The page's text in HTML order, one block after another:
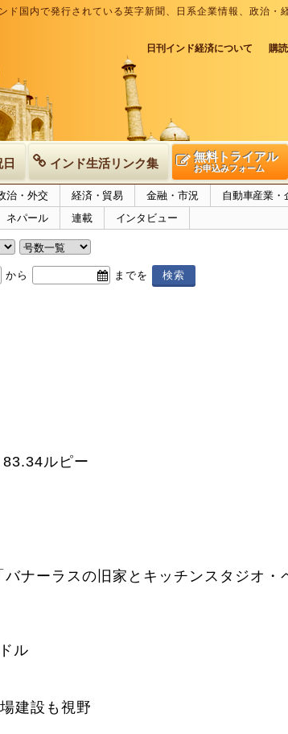
ド国内で発行されている英字新聞、日系企業情報、政治
日刊インド経済について 購
インド生活リンク集 無料トライアル
お申込みフォーム
治・外交 経済・貿易 金融・市況
自動車産業・
ネパール 連載 インタビュー
から までを
ルピー
ナーラスの旧家とキッチンスタジオ・
ル
建設も視野